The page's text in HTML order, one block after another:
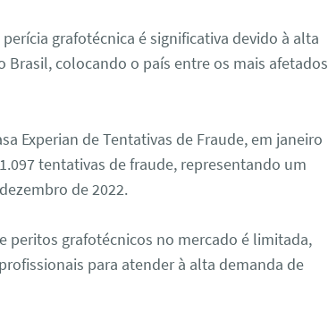
grafotécnica é significativa devido à alta
Brasil, colocando o país entre os mais afetados
Experian de Tentativas de Fraude, em janeiro
tentativas de fraude, representando um
de 2022.
peritos grafotécnicos no mercado é limitada,
para atender à alta demanda de